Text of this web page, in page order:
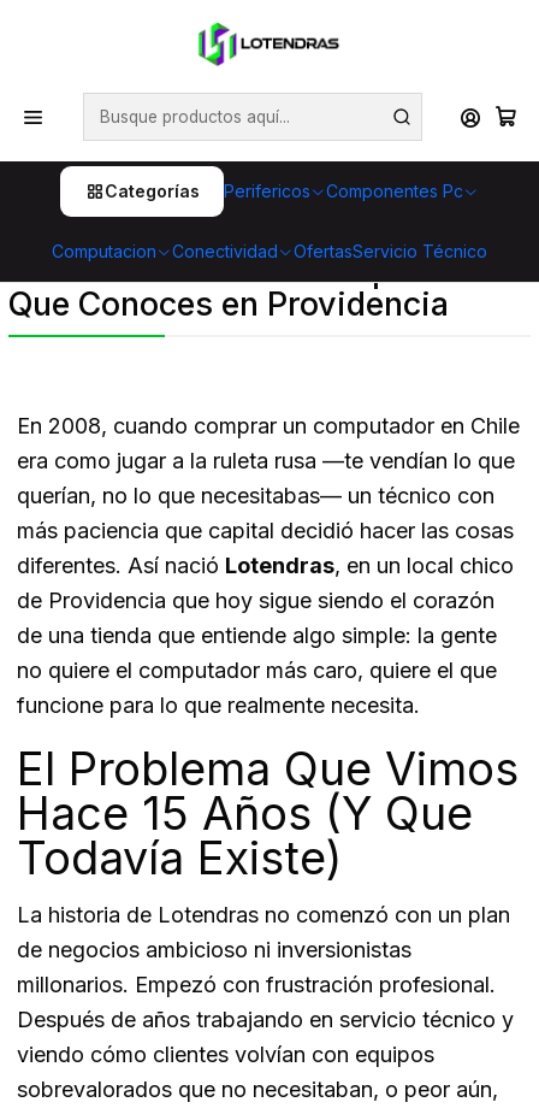
Categorías Perifericos Componentes Pc
Computacion Conectividad OfertasServicio Técnico
💥 ¡Compra HOY y retira GRATIS en tienda! 🏪🚀 Además,
aprovecha cientos de productos con Despacho Gratis 🛒📦
¡No dejes pasar esta oportunidad! 🔥
Inicio
Post
Lotendras: La Historia de Cómo Nació la Tienda de
Lotendras: La Historia de Cómo
Nació la Tienda de Computadores
Que Conoces en Providencia
En 2008, cuando comprar un computador en Chile
era como jugar a la ruleta rusa —te vendían lo que
querían, no lo que necesitabas— un técnico con
más paciencia que capital decidió hacer las cosas
diferentes. Así nació Lotendras, en un local chico
de Providencia que hoy sigue siendo el corazón
de una tienda que entiende algo simple: la gente
no quiere el computador más caro, quiere el que
funcione para lo que realmente necesita.
El Problema Que Vimos
Hace 15 Años (Y Que
Todavía Existe)
La historia de Lotendras no comenzó con un plan
de negocios ambicioso ni inversionistas
millonarios. Empezó con frustración profesional.
Después de años trabajando en servicio técnico y
viendo cómo clientes volvían con equipos
sobrevalorados que no necesitaban, o peor aún,